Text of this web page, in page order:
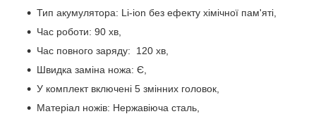
Тип акумулятора: Li-ion без ефекту хімічної пам'яті,
Час роботи: 90 хв,
Час повного заряду: 120 хв,
Швидка заміна ножа: Є,
У комплект включені 5 змінних головок,
Матеріал ножів: Нержавіюча сталь,